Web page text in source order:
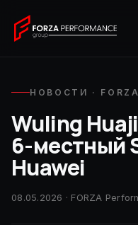
НОВОСТИ · FORZA
Wuling
6-местный
Huawei
08.05.2026 · FORZA